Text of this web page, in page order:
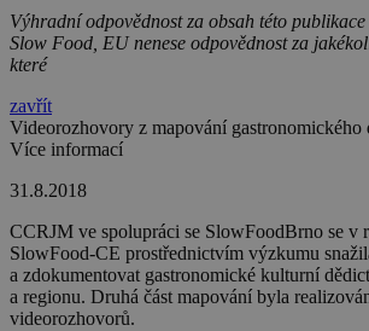
Výhradní odpovědnost za obsah této publikace
Slow Food, EU nenese odpovědnost za
které
zavřít
Videorozhovory z mapování gastronomického
Více informací
31.8.2018
CCRJM ve spolupráci se SlowFoodBrno se v
SlowFood-CE prostřednictvím výzkumu
a zdokumentovat gastronomické kulturní
a regionu. Druhá část mapování byla
videorozhovorů.